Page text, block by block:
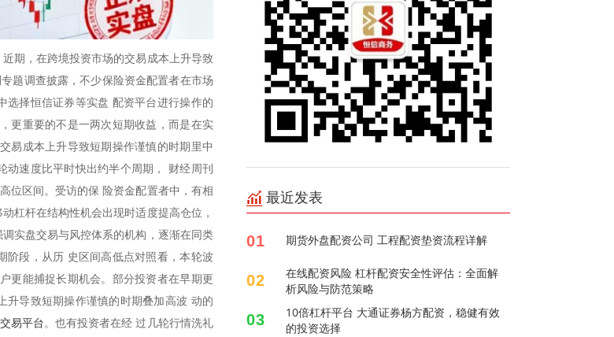
期，在跨境投资市场的交易成本上升导致
题调查披露，不少保险资金配置者在市场
选择恒信证券等实盘 配资平台进行操作的
更重要的不是一两次短期收益，而是在实
易成本上升导致短期操作谨慎的时期里中
速度比平时快出约半个周期， 财经周刊
位区间。受访的保 险资金配置者中，有相
杠杆在结构性机会出现时适度提高仓位，
实盘交易与风控体系的机构，逐渐在同类
阶段，从历 史区间高低点对照看，本轮波
更能捕捉长期机会。部分投资者在早期更
升导致短期操作谨慎的时期叠加高波 动的
易平台。也有投资者在经 过几轮行情洗礼
最近发表
01 期货外盘配资公司 工程配资垫资流程详解
02
在线配资风险 杠杆配资安全性评估：全面解
析风险与防范策略
03
10倍杠杆平台 大通证券杨方配资，稳健有效
的投资选择